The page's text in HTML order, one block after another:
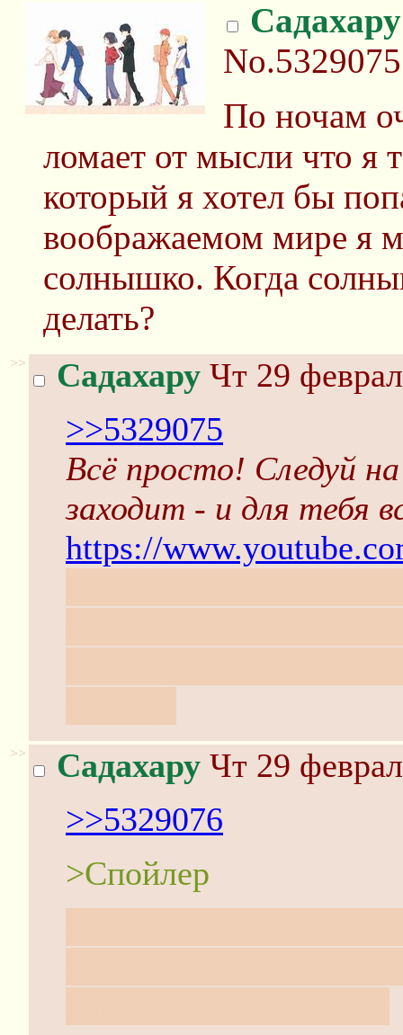
Садахару
No.5329075
По ночам
ломает от мысли что я
который я хотел бы
воображаемом мире я
солнышко. Когда
делать?
>> Садахару Чт 29
>>5329075
Всё просто! Следуй
заходит - и для тебя
https://
>> Садахару Чт 29
>>5329076
>Спойлер